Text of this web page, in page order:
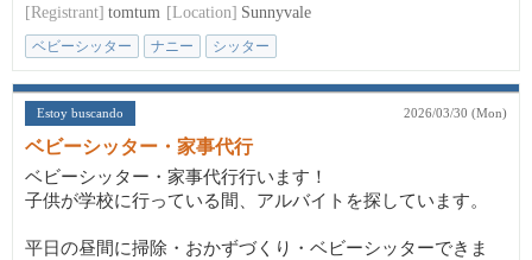
[Registrant] tomtum [Location] Sunnyvale
ベビーシッター ナニー シッター
Estoy buscando 2026/03/30 (Mon)
ベビーシッター・家事代行
ベビーシッター・家事代行行います！
子供が学校に行っている間、アルバイトを探しています。
平日の昼間に掃除・おかずづくり・ベビーシッターできま